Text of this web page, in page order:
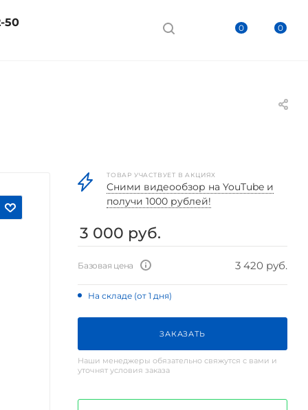
0 0
50
ТОВАР УЧАСТВУЕТ В АКЦИЯХ
Cними видеообзор на YouTube и
получи 1000 рублей!
3 000 руб.
Базовая цена 3 420 руб.
На складе (от 1 дня)
ЗАКАЗАТЬ
Наши менеджеры обязательно свяжутся с вами и
уточнят условия заказа